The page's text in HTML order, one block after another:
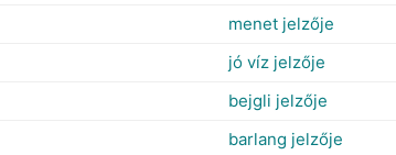
menet jelzője
jó víz jelzője
bejgli jelzője
barlang jelzője